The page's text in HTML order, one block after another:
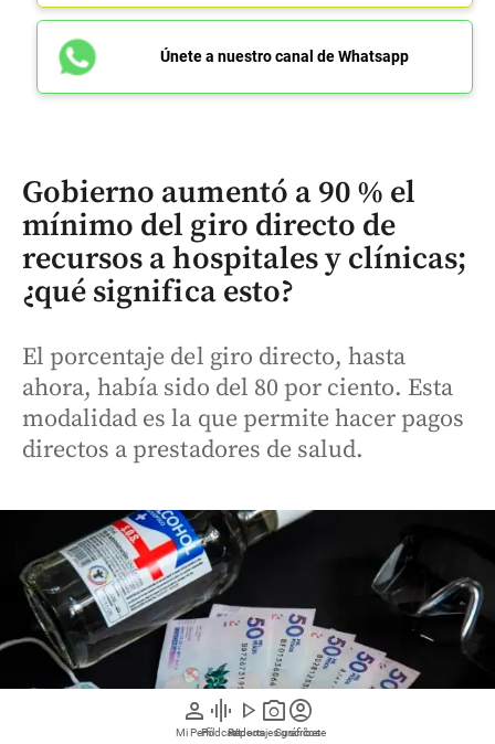
person
Mi Perfil
graphic_eq
Pódcast
play_arrow
Videos
photo_camera
Reportajes gráficos
account_circle
Suscríbete
Únete a nuestro canal de Whatsapp
Gobierno aumentó a 90 % el
mínimo del giro directo de
recursos a hospitales y clínicas;
¿qué significa esto?
El porcentaje del giro directo, hasta
ahora, había sido del 80 por ciento. Esta
modalidad es la que permite hacer pagos
directos a prestadores de salud.